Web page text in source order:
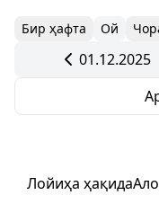
Бир ҳафта Ой
01.12.2025
Лойиҳа ҳақида